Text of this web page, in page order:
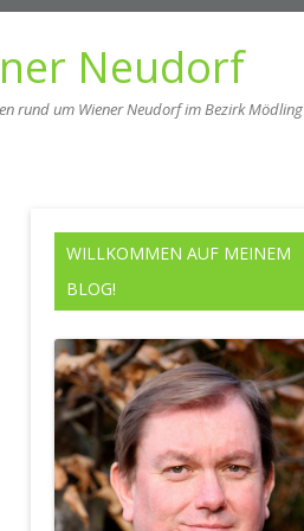
Neudorf
rund um Wiener Neudorf im Bezirk Mödling
WILLKOMMEN AUF MEINEM
BLOG!